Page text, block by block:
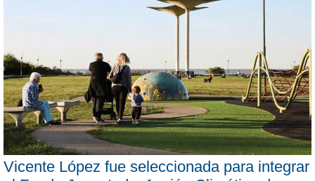
Vicente López fue seleccionada para integrar